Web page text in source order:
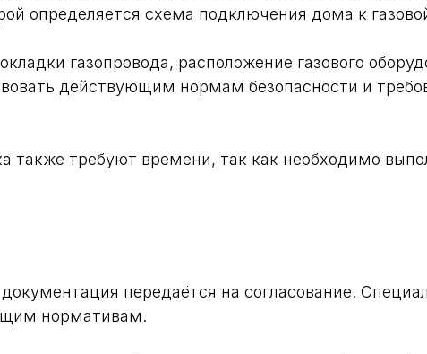
определяется схема подключения дома к
газопровода, расположение газового
действующим нормам безопасности и
также требуют времени, так как необходимо
передаётся на согласование.
нормативам.